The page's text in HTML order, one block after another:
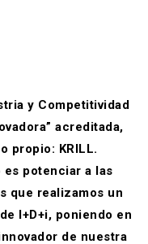
y Competitividad
acreditada,
propio: KRILL.
potenciar a las
que realizamos un
I+D+i, poniendo en
de nuestra